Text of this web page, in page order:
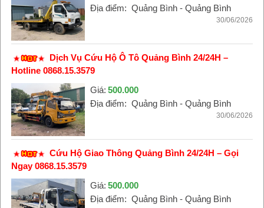
Địa điểm: Quảng Bình - Quảng Bình
30/06/2026
Dịch Vụ Cứu Hộ Ô Tô Quảng Bình 24/24H –
Hotline 0868.15.3579
Giá: 500.000
Địa điểm: Quảng Bình - Quảng Bình
30/06/2026
Cứu Hộ Giao Thông Quảng Bình 24/24H – Gọi
Ngay 0868.15.3579
Giá: 500.000
Địa điểm: Quảng Bình - Quảng Bình